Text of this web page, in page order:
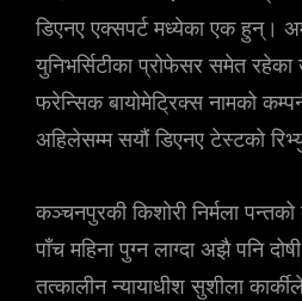
डिएनए एक्सपर्ट मध्येका एक हुन्।
युनिभर्सिटीका प्रोफेसर समेत
फरेन्सिक बायोमेट्रिक्स नामको
अहिलेसम्म सयौं डिएनए टेस्टको
कञ्चनपुरकी किशोरी निर्मला
पाँच महिना पुग्न लाग्दा अझै पनि
तत्कालीन न्यायाधीश सुशीला